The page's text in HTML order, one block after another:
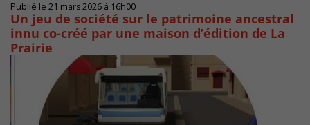
Publié le 21 mars 2026 à 16h00
Un jeu de société sur le patrimoine ancestral
innu co-créé par une maison d’édition de La
Prairie